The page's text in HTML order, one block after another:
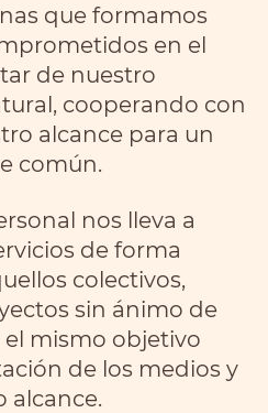
que formamos
en el
de nuestro
cooperando con
alcance para un
común.
nos lleva a
de forma
colectivos,
sin ánimo de
mismo objetivo
de los medios y
alcance.